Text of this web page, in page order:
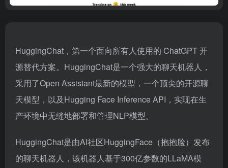
HuggingChat，第一个面向所有人使用的 ChatGPT 开
源替代方案。HuggingChat是一个强大的聊天机器人，
采用了Open Assistant最新的模型，一个顶尖的开源聊
天模型，以及Hugging Face Inference API，实现在生
产环境中无缝地部署和管理NLP模型。
HuggingChat是由AI社区HuggingFace（抱抱脸）发布
的聊天机器人，该机器人基于300亿参数的LLaMA模